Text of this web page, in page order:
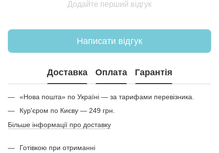
Додайте перший відгук
Написати відгук
Доставка Оплата Гарантія
«Нова пошта» по Україні — за тарифами перевізника.
Кур'єром по Києву — 249 грн.
Більше інформації про доставку
Готівкою при отриманні